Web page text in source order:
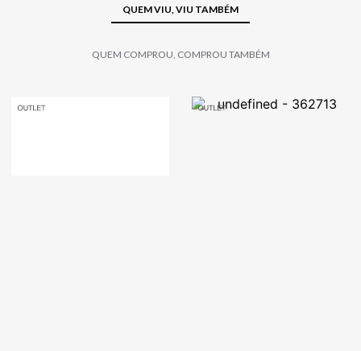
QUEM VIU, VIU TAMBÉM
QUEM COMPROU, COMPROU TAMBÉM